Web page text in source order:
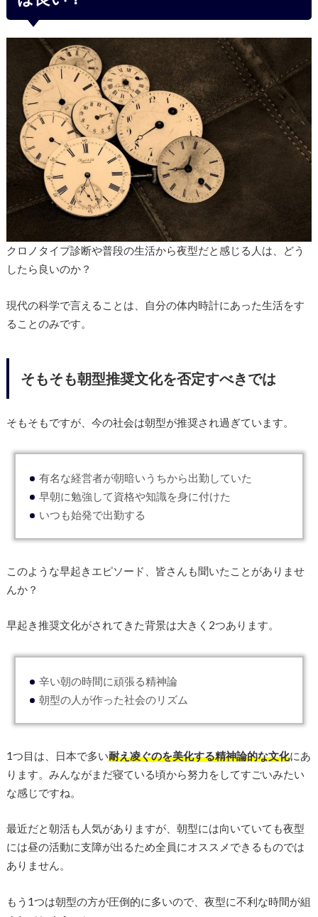
クロノタイプ診断や普段の生活から夜型だと感じる人は、どう
したら良いのか？
現代の科学で言えることは、自分の体内時計にあった生活をす
ることのみです。
そもそも朝型推奨文化を否定すべきでは
そもそもですが、今の社会は朝型が推奨され過ぎています。
有名な経営者が朝暗いうちから出勤していた
早朝に勉強して資格や知識を身に付けた
いつも始発で出勤する
このような早起きエピソード、皆さんも聞いたことがありませ
んか？
早起き推奨文化がされてきた背景は大きく2つあります。
辛い朝の時間に頑張る精神論
朝型の人が作った社会のリズム
1つ目は、日本で多い耐え凌ぐのを美化する精神論的な文化にあ
ります。みんながまだ寝ている頃から努力をしてすごいみたい
な感じですね。
最近だと朝活も人気がありますが、朝型には向いていても夜型
には昼の活動に支障が出るため全員にオススメできるものでは
ありません。
もう1つは朝型の方が圧倒的に多いので、夜型に不利な時間が組